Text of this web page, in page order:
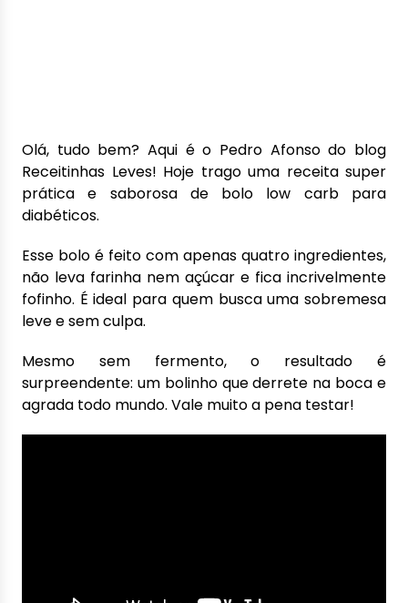
Olá, tudo bem? Aqui é o Pedro Afonso do blog
Receitinhas Leves! Hoje trago uma receita super
prática e saborosa de bolo low carb para
diabéticos.
Esse bolo é feito com apenas quatro ingredientes,
não leva farinha nem açúcar e fica incrivelmente
fofinho. É ideal para quem busca uma sobremesa
leve e sem culpa.
Mesmo sem fermento, o resultado é
surpreendente: um bolinho que derrete na boca e
agrada todo mundo. Vale muito a pena testar!